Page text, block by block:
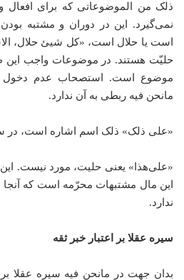
ذلک من الموضوعاتی که برای افعال
نمی‌گیرد. این در دوران و مشتبه
است یا حلال است، «کل شیئ حلال،
حلیّت هستند. در موضوعات واجب
موضوع است. استصحاب عدم دخول
مانحن فیه ربطی به آن ندارد.
«علی ذلک» ذلک اسم اشاره است،
«علی‌هذا» یعنی حلیت، مورد نیست.
این مال مشتبهات محرّمه است که آنجا
ندارد.
سیره عقلا بر اعتبار خبر ثقه
بدان جهت در مانحن فیه سیره عقلا